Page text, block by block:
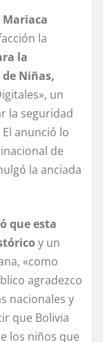
Mariaca
la
la
Niñas,
un
la seguridad
anunció lo
de
la anciada
que esta
y un
«como
agradezco
nacionales y
que Bolivia
los niños que